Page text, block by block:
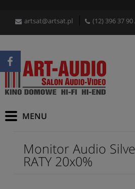
artsat@artsat.pl (12) 396 37 90
Monitor Audio
RATY 20x0%